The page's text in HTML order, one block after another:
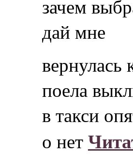
зачем
дай мне
вернулась
поела
в такси
о нет